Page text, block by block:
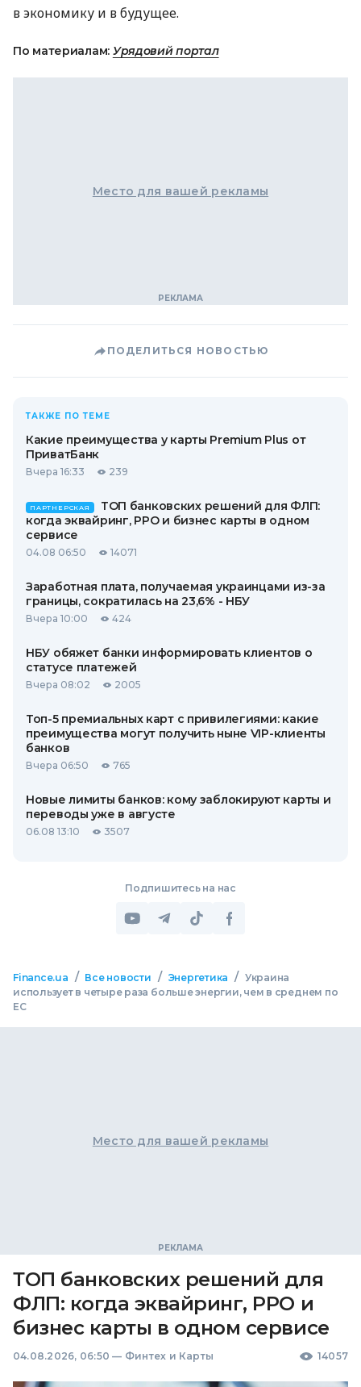
в экономику и в будущее.
По материалам: Урядовий портал
Место для вашей рекламы
ПОДЕЛИТЬСЯ НОВОСТЬЮ
ТАКЖЕ ПО ТЕМЕ
Какие преимущества у карты Premium Plus от
ПриватБанк
Вчера 16:33 239
ПАРТНЕРСКАЯ
ТОП банковских решений для ФЛП:
когда эквайринг, РРО и бизнес карты в одном
сервисе
04.08 06:50 14071
Заработная плата, получаемая украинцами из-за
границы, сократилась на 23,6% - НБУ
Вчера 10:00 424
НБУ обяжет банки информировать клиентов о
статусе платежей
Вчера 08:02 2005
Топ-5 премиальных карт с привилегиями: какие
преимущества могут получить ныне VIP-клиенты
банков
Вчера 06:50 765
Новые лимиты банков: кому заблокируют карты и
переводы уже в августе
06.08 13:10 3507
Подпишитесь на нас
Finance.ua / Все новости / Энергетика / Украина
использует в четыре раза больше энергии, чем в среднем по
ЕС
Место для вашей рекламы
ТОП банковских решений для
ФЛП: когда эквайринг, РРО и
бизнес карты в одном сервисе
04.08.2026, 06:50 — Финтех и Карты 14057